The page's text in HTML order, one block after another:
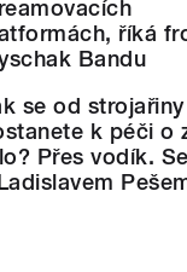
říká
Bandu
se od strojařiny
k péči o
Přes vodík.